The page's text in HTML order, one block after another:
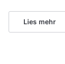
Lies mehr